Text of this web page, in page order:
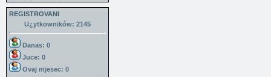
REGISTROVANI
U¿ytkowników: 2145
Danas: 0
Juce: 0
Ovaj mjesec: 0